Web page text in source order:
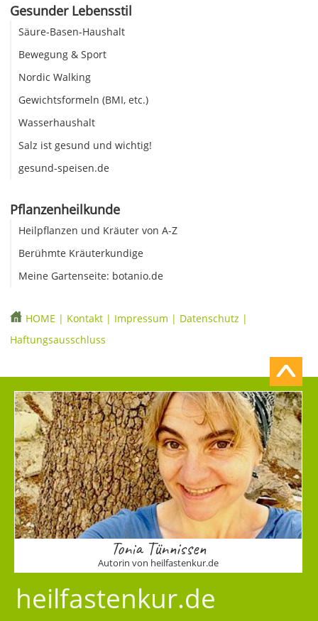
Gesunder Lebensstil
Säure-Basen-Haushalt
Bewegung & Sport
Nordic Walking
Gewichtsformeln (BMI, etc.)
Wasserhaushalt
Salz ist gesund und wichtig!
gesund-speisen.de
Pflanzenheilkunde
Heilpflanzen und Kräuter von A-Z
Berühmte Kräuterkundige
Meine Gartenseite: botanio.de
HOME | Kontakt | Impressum | Datenschutz |
Haftungsausschluss
Tonia Tünnissen
Autorin von heilfastenkur.de
heilfastenkur.de